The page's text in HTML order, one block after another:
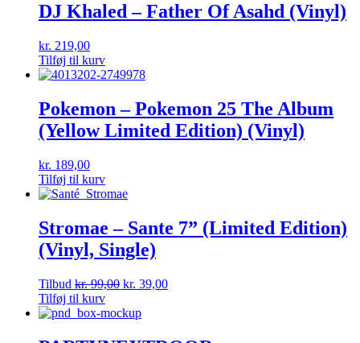
DJ Khaled – Father Of Asahd (Vinyl)
kr. 219,00
Tilføj til kurv
Pokemon – Pokemon 25 The Album
(Yellow Limited Edition) (Vinyl)
kr. 189,00
Tilføj til kurv
Stromae – Sante 7” (Limited Edition)
(Vinyl, Single)
Tilbud kr.99,00 kr. 39,00
Tilføj til kurv